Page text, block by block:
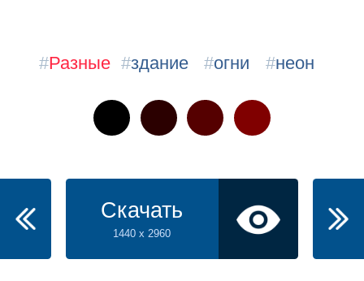
#Разные #здание #огни #неон
Скачать
1440 x 2960